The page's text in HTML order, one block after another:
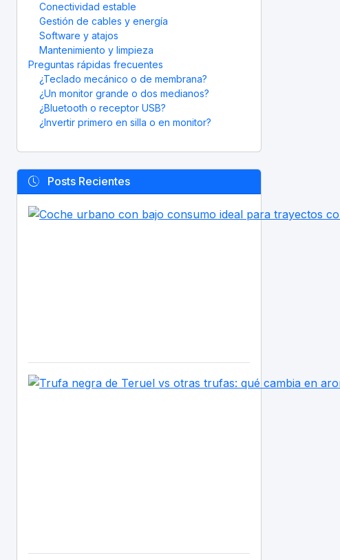
Conectividad estable
Gestión de cables y energía
Software y atajos
Mantenimiento y limpieza
Preguntas rápidas frecuentes
¿Teclado mecánico o de membrana?
¿Un monitor grande o dos medianos?
¿Bluetooth o receptor USB?
¿Invertir primero en silla o en monitor?
Posts Recientes